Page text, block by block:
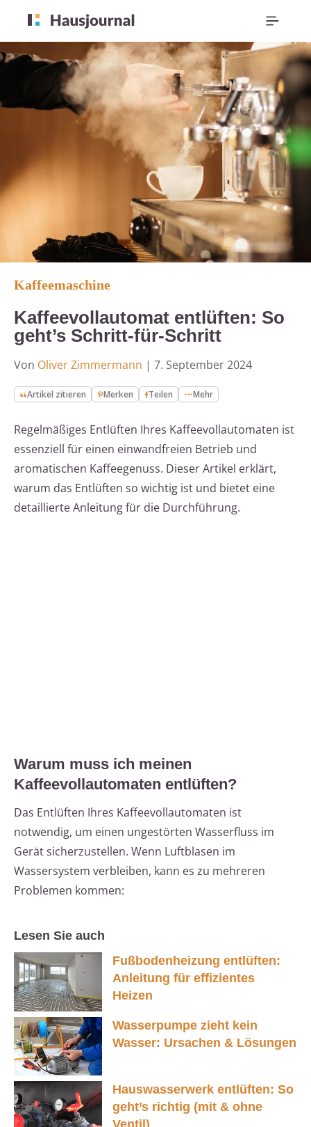
Kaffeemaschine
Kaffeevollautomat entlüften: So
geht’s Schritt-für-Schritt
Von Oliver Zimmermann | 7. September 2024
Artikel zitieren Merken Teilen Mehr
Regelmäßiges Entlüften Ihres Kaffeevollautomaten ist
essenziell für einen einwandfreien Betrieb und
aromatischen Kaffeegenuss. Dieser Artikel erklärt,
warum das Entlüften so wichtig ist und bietet eine
detaillierte Anleitung für die Durchführung.
Warum muss ich meinen
Kaffeevollautomaten entlüften?
Das Entlüften Ihres Kaffeevollautomaten ist
notwendig, um einen ungestörten Wasserfluss im
Gerät sicherzustellen. Wenn Luftblasen im
Wassersystem verbleiben, kann es zu mehreren
Problemen kommen:
Lesen Sie auch
Fußbodenheizung entlüften:
Anleitung für effizientes
Heizen
Wasserpumpe zieht kein
Wasser: Ursachen & Lösungen
Hauswasserwerk entlüften: So
geht’s richtig (mit & ohne